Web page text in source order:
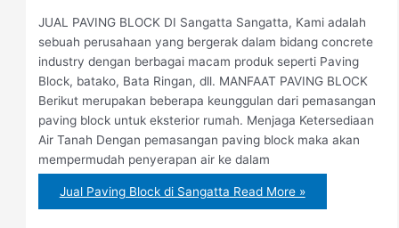
JUAL PAVING BLOCK DI Sangatta Sangatta, Kami adalah
sebuah perusahaan yang bergerak dalam bidang concrete
industry dengan berbagai macam produk seperti Paving
Block, batako, Bata Ringan, dll. MANFAAT PAVING BLOCK
Berikut merupakan beberapa keunggulan dari pemasangan
paving block untuk eksterior rumah. Menjaga Ketersediaan
Air Tanah Dengan pemasangan paving block maka akan
mempermudah penyerapan air ke dalam
Jual Paving Block di Sangatta Read More »